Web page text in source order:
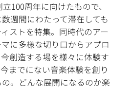
100周年に向けたもので、
週間にわたって滞在しても
ストを特集。同時代のアー
に多様な切り口からアプロ
創造する場を様々に体験す
までにない音楽体験を創り
。どんな展開になるのか楽